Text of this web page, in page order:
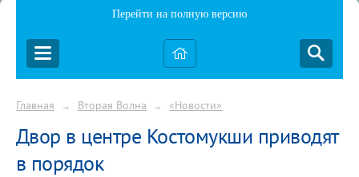
Перейти на полную версию
Главная → Вторая Волна → «Новости»
Двор в центре Костомукши приводят
в порядок